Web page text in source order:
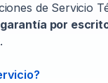
de Servicio
garantía por